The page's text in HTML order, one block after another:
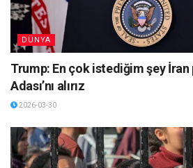
DÜNYA
Trump: En çok istediğim şey
Adası’nı alırız
2026-03-30